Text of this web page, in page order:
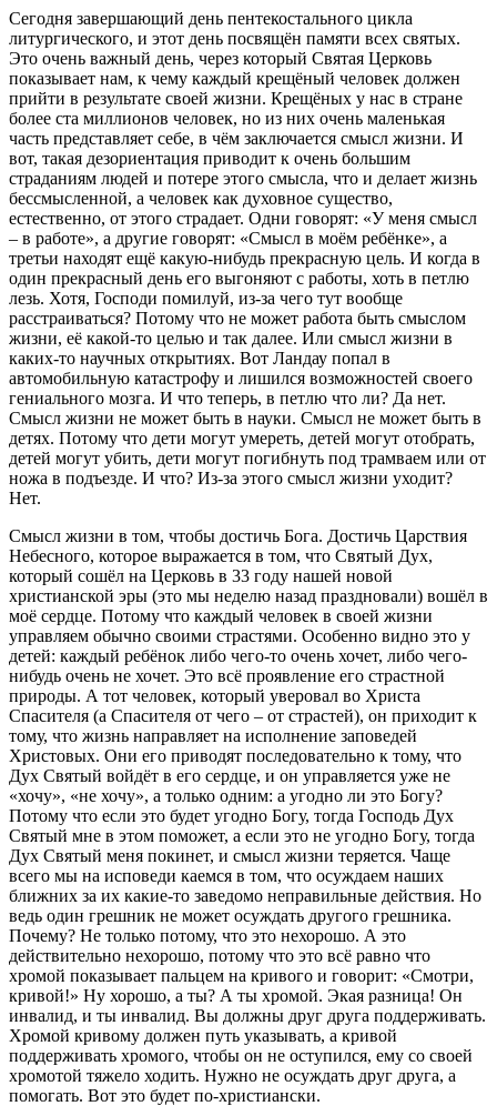
Сегодня завершающий день пентекостального цикла
литургического, и этот день посвящён памяти всех святых.
Это очень важный день, через который Святая Церковь
показывает нам, к чему каждый крещёный человек должен
прийти в результате своей жизни. Крещёных у нас в стране
более ста миллионов человек, но из них очень маленькая
часть представляет себе, в чём заключается смысл жизни. И
вот, такая дезориентация приводит к очень большим
страданиям людей и потере этого смысла, что и делает жизнь
бессмысленной, а человек как духовное существо,
естественно, от этого страдает. Одни говорят: «У меня смысл
– в работе», а другие говорят: «Смысл в моём ребёнке», а
третьи находят ещё какую-нибудь прекрасную цель. И когда в
один прекрасный день его выгоняют с работы, хоть в петлю
лезь. Хотя, Господи помилуй, из-за чего тут вообще
расстраиваться? Потому что не может работа быть смыслом
жизни, её какой-то целью и так далее. Или смысл жизни в
каких-то научных открытиях. Вот Ландау попал в
автомобильную катастрофу и лишился возможностей своего
гениального мозга. И что теперь, в петлю что ли? Да нет.
Смысл жизни не может быть в науки. Смысл не может быть в
детях. Потому что дети могут умереть, детей могут отобрать,
детей могут убить, дети могут погибнуть под трамваем или от
ножа в подъезде. И что? Из-за этого смысл жизни уходит?
Нет.
Смысл жизни в том, чтобы достичь Бога. Достичь Царствия
Небесного, которое выражается в том, что Святый Дух,
который сошёл на Церковь в 33 году нашей новой
христианской эры (это мы неделю назад праздновали) вошёл в
моё сердце. Потому что каждый человек в своей жизни
управляем обычно своими страстями. Особенно видно это у
детей: каждый ребёнок либо чего-то очень хочет, либо чего-
нибудь очень не хочет. Это всё проявление его страстной
природы. А тот человек, который уверовал во Христа
Спасителя (а Спасителя от чего – от страстей), он приходит к
тому, что жизнь направляет на исполнение заповедей
Христовых. Они его приводят последовательно к тому, что
Дух Святый войдёт в его сердце, и он управляется уже не
«хочу», «не хочу», а только одним: а угодно ли это Богу?
Потому что если это будет угодно Богу, тогда Господь Дух
Святый мне в этом поможет, а если это не угодно Богу, тогда
Дух Святый меня покинет, и смысл жизни теряется. Чаще
всего мы на исповеди каемся в том, что осуждаем наших
ближних за их какие-то заведомо неправильные действия. Но
ведь один грешник не может осуждать другого грешника.
Почему? Не только потому, что это нехорошо. А это
действительно нехорошо, потому что это всё равно что
хромой показывает пальцем на кривого и говорит: «Смотри,
кривой!» Ну хорошо, а ты? А ты хромой. Экая разница! Он
инвалид, и ты инвалид. Вы должны друг друга поддерживать.
Хромой кривому должен путь указывать, а кривой
поддерживать хромого, чтобы он не оступился, ему со своей
хромотой тяжело ходить. Нужно не осуждать друг друга, а
помогать. Вот это будет по-христиански.